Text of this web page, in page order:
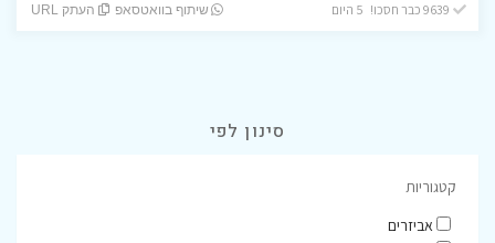
שיתוף בוואטסאפ העתק URL
סינון לפי
קטגוריות
אביזרים